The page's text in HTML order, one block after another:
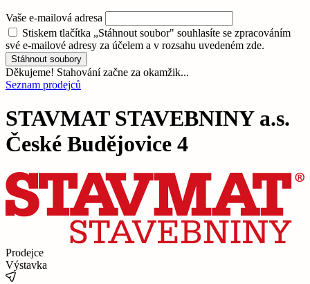
Vaše e-mailová adresa
Stiskem tlačítka „Stáhnout soubor" souhlasíte se zpracováním
své e-mailové adresy za účelem a v rozsahu uvedeném zde.
Stáhnout soubory
Děkujeme! Stahování začne za okamžik...
Seznam prodejců
STAVMAT STAVEBNINY a.s.
České Budějovice 4
Prodejce
Výstavka